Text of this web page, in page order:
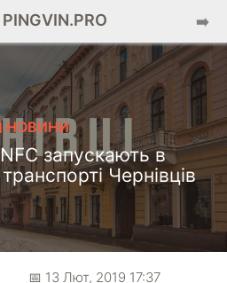
PINGVIN.PRO ➡️
НОВИНИ
запускають в
Чернівців
📅 13 Лют, 2019 17:37